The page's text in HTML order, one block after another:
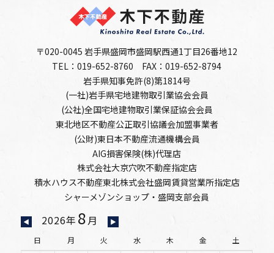
〒020-0045 岩手県盛岡市盛岡駅西通1丁目26番地12
TEL：019-652-8760 FAX：019-652-8794
岩手県知事免許(8)第1814号
(一社)岩手県宅地建物取引業協会会員
(公社)全国宅地建物取引業保証協会会員
東北地区不動産公正取引協議会加盟事業者
(公財)東日本不動産流通機構会員
AIG損害保険(株)代理店
株式会社大京穴吹不動産指定店
積水ハウス不動産東北株式会社盛岡賃貸営業所指定店
シャーメゾンショップ・盛岡支部会員
◀ 2026年 8 月 ▶
日 月 火 水 木 金
土